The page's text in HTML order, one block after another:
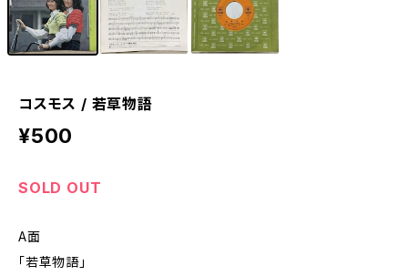
コスモス / 若草物語
¥500
SOLD OUT
A面
「若草物語」